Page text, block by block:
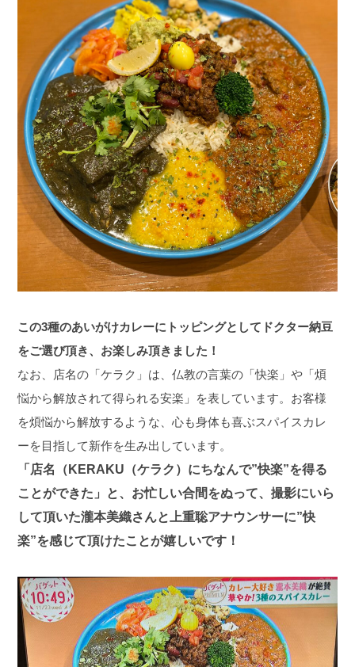
この3種のあいがけカレーにトッピングとしてドクター納豆
をご選び頂き、お楽しみ頂きました！
なお、店名の「ケラク」は、仏教の言葉の「快楽」や「煩
悩から解放されて得られる安楽」を表しています。お客様
を煩悩から解放するような、心も身体も喜ぶスパイスカレ
ーを目指して新作を生み出しています。
「店名（KERAKU（ケラク）にちなんで”快楽”を得る
ことができた」と、お忙しい合間をぬって、撮影にいら
して頂いた瀧本美織さんと上重聡アナウンサーに”快
楽”を感じて頂けたことが嬉しいです！